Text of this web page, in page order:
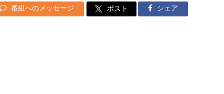
番組へのメッセージ ポスト シェア